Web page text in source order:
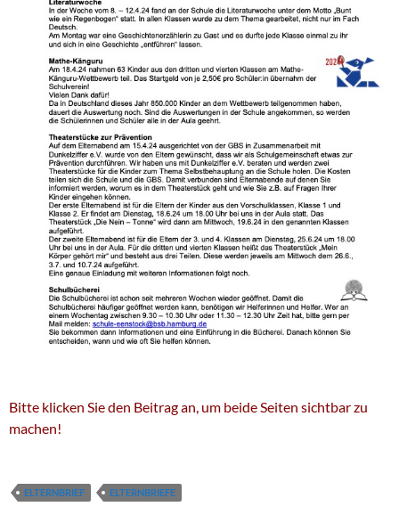
Bitte klicken Sie den Beitrag an, um beide Seiten sichtbar zu
machen!
ELTERNBRIEF ELTERNBRIEFE